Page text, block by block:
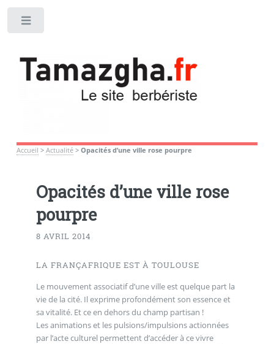
Accueil > Actualité> Opacités d’une ville rose pourpre
Opacités d’une ville rose
pourpre
8 AVRIL 2014
LA FRANÇAFRIQUE EST À TOULOUSE
Le mouvement associatif d’une ville est quelque part la
vie de la cité. Il exprime profondément son essence et
sa vitalité. Et ce en dehors du champ partisan !
Les animations et les pulsions/impulsions actionnées
par l’acte culturel permettent d’accéder à ce vivre